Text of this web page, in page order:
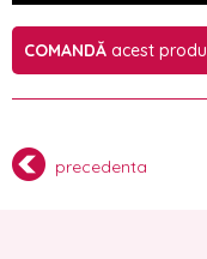
COMANDĂ acest
precedenta